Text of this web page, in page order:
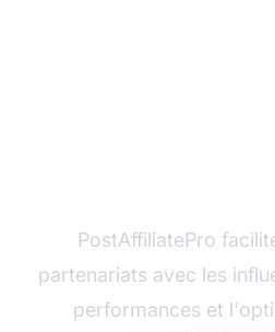
PostAffiliatePro
partenariats avec les
performances et